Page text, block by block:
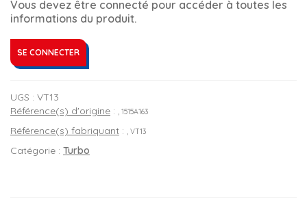
Vous devez être connecté pour accéder à toutes les
informations du produit.
SE CONNECTER
UGS : VT13
Référence(s) d'origine : , 1515A163
Référence(s) fabriquant : , VT13
Catégorie : Turbo